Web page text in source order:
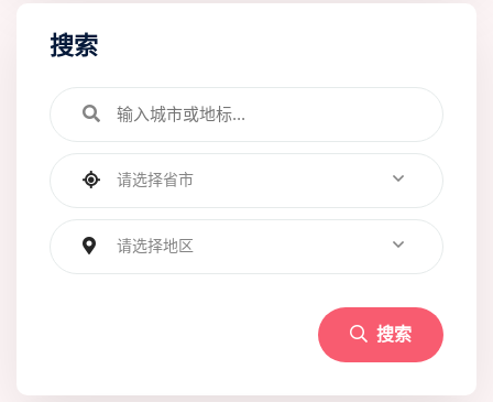
搜索
请选择省市
请选择地区
搜索